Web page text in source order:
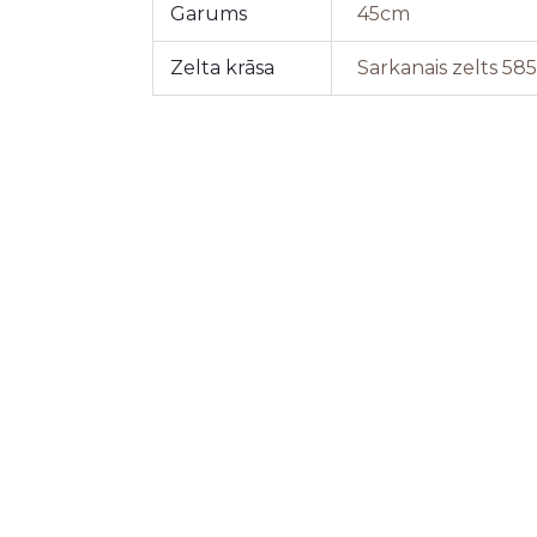
Garums 45cm
Zelta krāsa Sarkanais zelts 585